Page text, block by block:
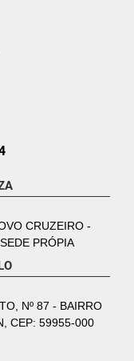
CRUZEIRO -
PRÓPIA
Nº 87 - BAIRRO
CEP: 59955-000